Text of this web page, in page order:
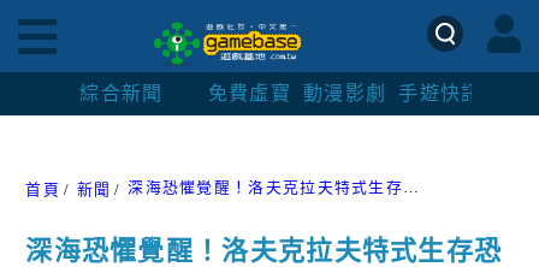
綜合新聞 免費虛寶 動漫影劇 手遊快訊
首頁 新聞 深海恐懼覺醒！洛夫克拉夫特式生存恐怖《淵域》2025 年第三季度登陸多平台
深海恐懼覺醒！洛夫克拉夫特式生存恐